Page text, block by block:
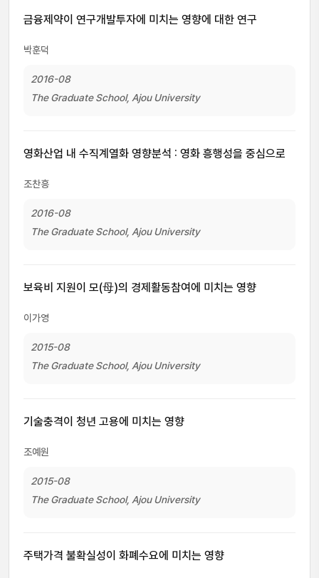
금융제약이 연구개발투자에 미치는 영향에 대한 연구
박훈덕
2016-08
The Graduate School, Ajou University
영화산업 내 수직계열화 영향분석 : 영화 흥행성을 중심으로
조찬흥
2016-08
The Graduate School, Ajou University
보육비 지원이 모(母)의 경제활동참여에 미치는 영향
이가영
2015-08
The Graduate School, Ajou University
기술충격이 청년 고용에 미치는 영향
조예원
2015-08
The Graduate School, Ajou University
주택가격 불확실성이 화폐수요에 미치는 영향